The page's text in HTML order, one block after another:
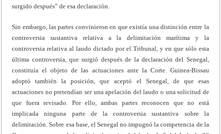
surgido después” de esa declaración.
Sin embargo, las partes convinieron en que existía una distinción entre la
controversia sustantiva relativa a la delimitación marítima y la
controversia relativa al laudo dictado por el Tribunal, y en que sólo esta
última controversia, que surgió después de la declaración del Senegal,
constituía el objeto de las actuaciones ante la Corte. Guinea-Bissau
adoptó también la posición, que aceptó el Senegal, de que esas
actuaciones no pretendían ser una apelación del laudo o una solicitud de
que fuera revisado. Por ello, ambas partes reconocen que no está
implicada ninguna parte de la controversia sustantiva sobre la
delimitación. Sobre esa base, el Senegal no impugnó la competencia de la